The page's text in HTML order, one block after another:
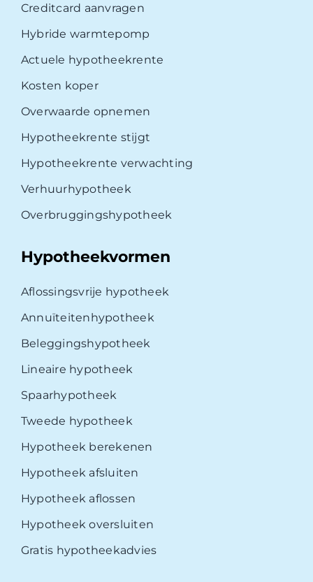
Creditcard aanvragen
Hybride warmtepomp
Actuele hypotheekrente
Kosten koper
Overwaarde opnemen
Hypotheekrente stijgt
Hypotheekrente verwachting
Verhuurhypotheek
Overbruggingshypotheek
Hypotheekvormen
Aflossingsvrije hypotheek
Annuïteitenhypotheek
Beleggingshypotheek
Lineaire hypotheek
Spaarhypotheek
Tweede hypotheek
Hypotheek berekenen
Hypotheek afsluiten
Hypotheek aflossen
Hypotheek oversluiten
Gratis hypotheekadvies